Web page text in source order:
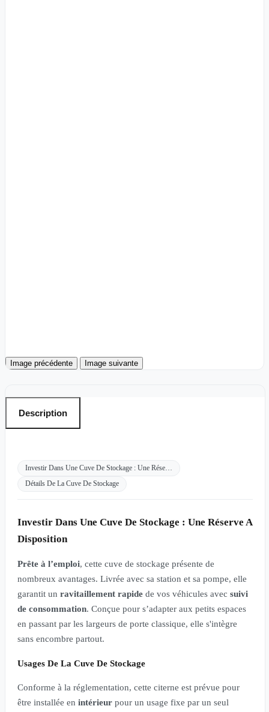
Image précédente Image suivante
Description
Investir Dans Une Cuve De Stockage : Une Rése…
Détails De La Cuve De Stockage
Investir Dans Une Cuve De Stockage : Une Réserve A
Disposition
Prête à l’emploi, cette cuve de stockage présente de
nombreux avantages. Livrée avec sa station et sa pompe, elle
garantit un ravitaillement rapide de vos véhicules avec suivi
de consommation. Conçue pour s’adapter aux petits espaces
en passant par les largeurs de porte classique, elle s'intègre
sans encombre partout.
Usages De La Cuve De Stockage
Conforme à la réglementation, cette citerne est prévue pour
être installée en intérieur pour un usage fixe par un seul